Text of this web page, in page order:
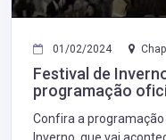
01/02/2024
Festival de
programação
Confira a
Inverno, que vai